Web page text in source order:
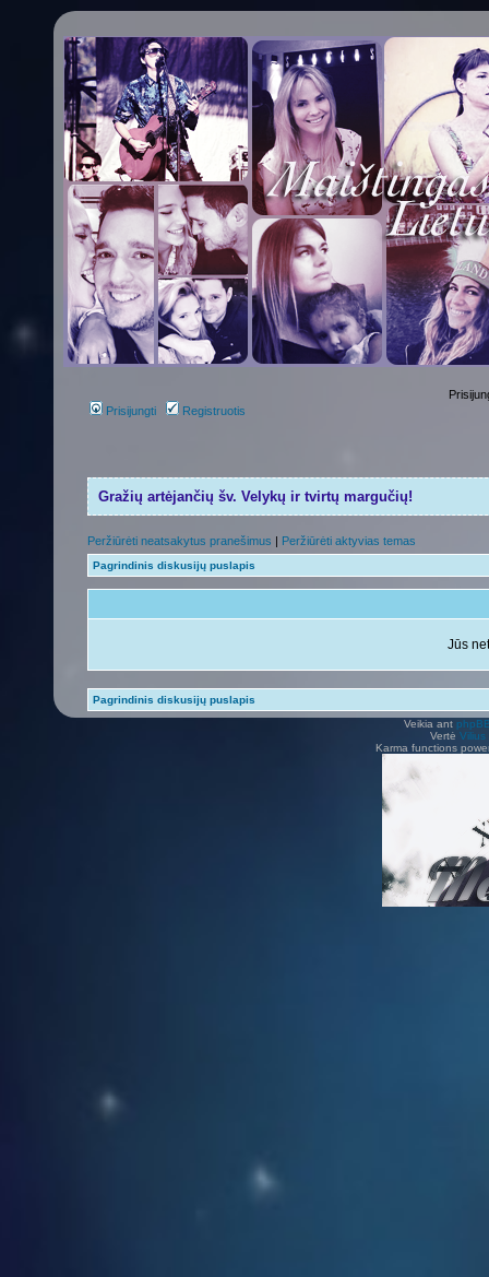
Prisijungti Registruotis
Gražių artėjančių šv. Velykų ir tvirtų margučių!
Peržiūrėti neatsakytus pranešimus | Peržiūrėti aktyvias temas
Pagrindinis diskusijų puslapis
Jūs
Pagrindinis diskusijų puslapis
Veikia ant
Vertė Vilius
Karma functions